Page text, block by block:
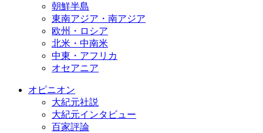
朝鮮半島
東南アジア・南アジア
欧州・ロシア
北米・中南米
中東・アフリカ
オセアニア
オピニオン
大紀元社説
大紀元インタビュー
百家評論